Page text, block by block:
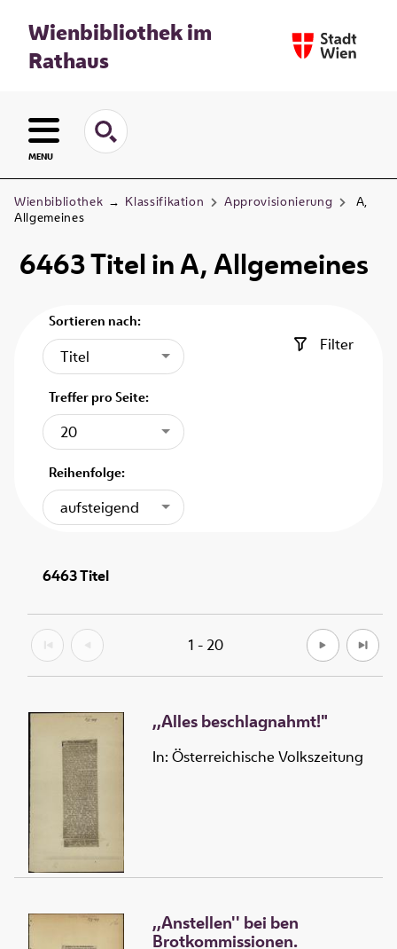
Wienbibliothek im
Rathaus
MENU
Wienbibliothek → Klassifikation Approvisionierung
A,
Allgemeines
6463TitelinA, Allgemeines
Sortieren nach:
Titel
Treffer pro Seite:
20
Reihenfolge:
aufsteigend
Filter
6463Titel
1 - 20
,,Alles beschlagnahmt!"
In: Österreichische Volkszeitung
,,Anstellen'' bei ben
Brotkommissionen.